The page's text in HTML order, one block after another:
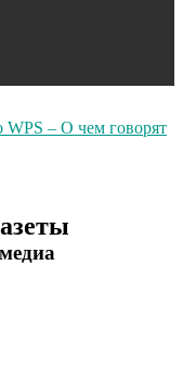
WPS – О чем говорят